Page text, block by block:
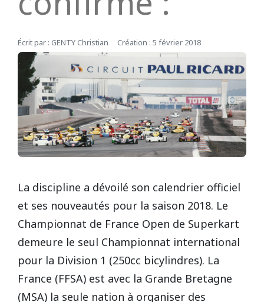
Écrit par : GENTY Christian Création : 5 février 2018
La discipline a dévoilé son calendrier officiel
et ses nouveautés pour la saison 2018. Le
Championnat de France Open de Superkart
demeure le seul Championnat international
pour la Division 1 (250cc bicylindres). La
France (FFSA) est avec la Grande Bretagne
(MSA) la seule nation à organiser des
2016
2015
2014
2013
2011
2010
2012
2011
2010
2009
2007
2006
2013
2012
Open French Cup 2011
DIJON
HAUTE SAINTONGE
LE MANS
LE VIGEANT
LEDENON
MAGNY-COURS
NOGARO
REPUBLIQUE TCHEQUE
SUEDE
Vidéos 2009
Vidéos 2008
Vidéos 2007
Vidéos 2006
Vidéos 2003
Vidéos 2002